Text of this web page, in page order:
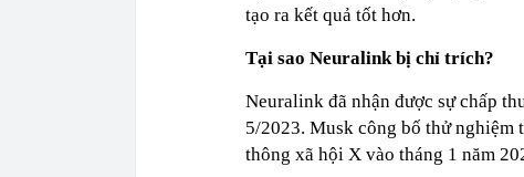
tạo ra kết quả tốt hơn.
Tại sao Neuralink bị chỉ trích?
Neuralink đã nhận được sự chấp
5/2023. Musk công bố thử nghiệm
thông xã hội X vào tháng 1 năm